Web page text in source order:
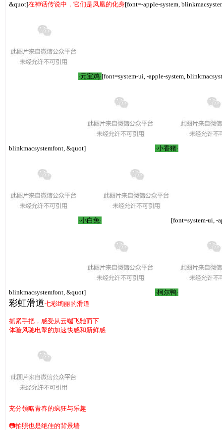
&quot]在神话传说中，它们是凤凰的化身[font=-apple-system,
·元宝鸡·[font=system-ui, -apple-system,
blinkmacsystemfont, &quot] ·小香猪·
·小白兔· [font=system-ui, -
blinkmacsystemfont, &quot] ·柯尔鸭·
彩虹滑道七彩绚丽的滑道
抓紧手把，感受从云端飞驰而下
体验风驰电掣的加速快感和新鲜感
充分领略青春的疯狂与乐趣
📷拍照也是绝佳的背景墙